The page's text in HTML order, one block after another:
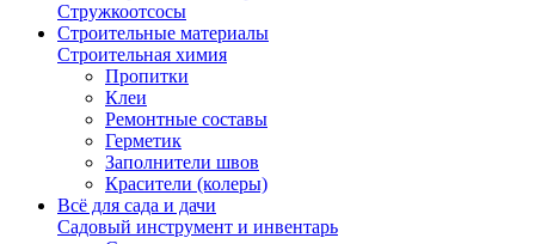
Стружкоотсосы
Строительные материалы
Строительная химия
Пропитки
Клеи
Ремонтные составы
Герметик
Заполнители швов
Красители (колеры)
Всё для сада и дачи
Садовый инструмент и инвентарь